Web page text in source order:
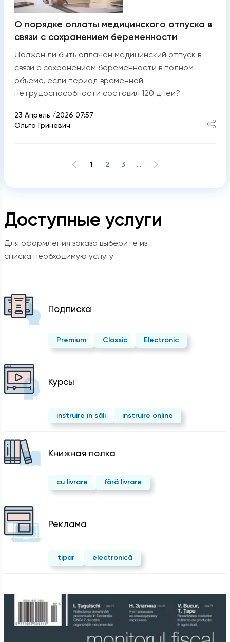
Доступные услуги
Для оформления заказа выберите из
списка необходимую услугу
Подписка
Premium Classic Electronic
Курсы
instruire în săli instruire online
Kнижная полка
cu livrare fără livrare
Реклама
tipar electronică
О порядке оплаты медицинского отпуска в
связи с сохранением беременности
Должен ли быть оплачен медицинский отпуск в
связи с сохранением беременности в полном
объеме, если период временной
нетрудоспособности составил 120 дней?
23 Апрель /2026 07:57
Ольга Гриневич
1 2 3 ...